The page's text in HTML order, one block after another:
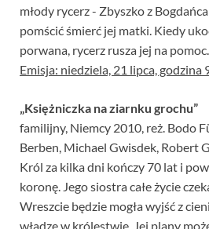
młody rycerz - Zbyszko z
pomścić śmierć jej matki. Kiedy
porwana, rycerz rusza jej na pomoc.
Emisja: niedziela, 21 lipca, godzina
„Księżniczka na ziarnku grochu”
familijny, Niemcy 2010, reż. Bodo
Berben, Michael Gwisdek, Robert
Król za kilka dni kończy 70 lat i
koronę. Jego siostra całe życie
Wreszcie będzie mogła wyjść z
władzę w królestwie. Jej plany